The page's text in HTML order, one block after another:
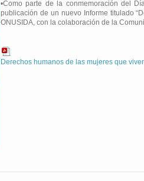
•Como parte de la conmemoración del
publicación de un nuevo Informe titulado
ONUSIDA, con la colaboración de la
Derechos humanos de las mujeres que